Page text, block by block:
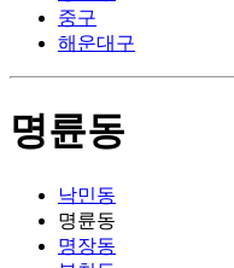
중구
해운대구
명륜동
낙민동
명륜동
명장동